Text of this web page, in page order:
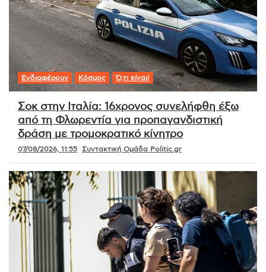
Ενδιαφέρουν Κόσμος Ό,τι είναι!
Σοκ στην Ιταλία: 16χρονος συνελήφθη έξω
από τη Φλωρεντία για προπαγανδιστική
δράση με τρομοκρατικό κίνητρο
07/08/2026, 11:55 Συντακτική Ομάδα Politic.gr